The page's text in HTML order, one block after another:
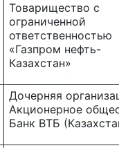
Товарищество с
ограниченной
ответственностью
«Газпром нефть-
Казахстан»
Дочерняя
Акционерное
Банк ВТБ